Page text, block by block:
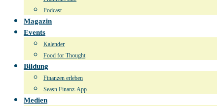
Podcast
Magazin
Events
Kalender
Food for Thought
Bildung
Finanzen erleben
Seasn Finanz-App
Medien